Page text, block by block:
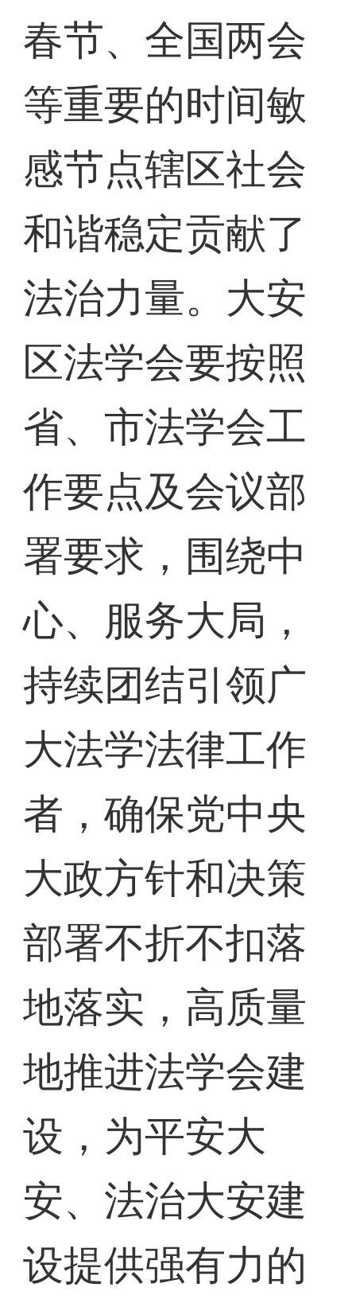
春节、全国两会
等重要的时间敏
感节点辖区社会
和谐稳定贡献了
法治力量。大安
区法学会要按照
省、市法学会工
作要点及会议部
署要求，围绕中
心、服务大局，
持续团结引领广
大法学法律工作
者，确保党中央
大政方针和决策
部署不折不扣落
地落实，高质量
地推进法学会建
设，为平安大
安、法治大安建
设提供强有力的